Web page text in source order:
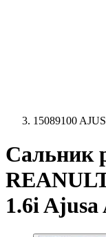
15089100
Сальник
1.6i Ajusa